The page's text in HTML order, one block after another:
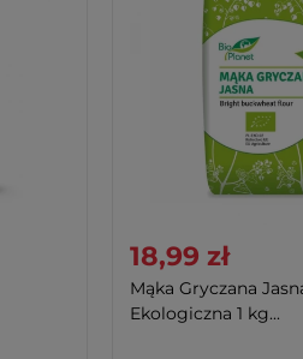
18,99 zł
Mąka Gryczana
Ekologiczna 1 kg...